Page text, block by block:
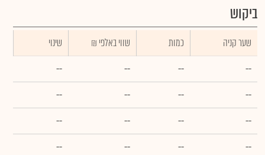
ביקוש
שער קניה כמות ₪ שווי באלפי
שינוי
--
--
--
--
--
--
--
--
--
--
--
--
--
--
--
--